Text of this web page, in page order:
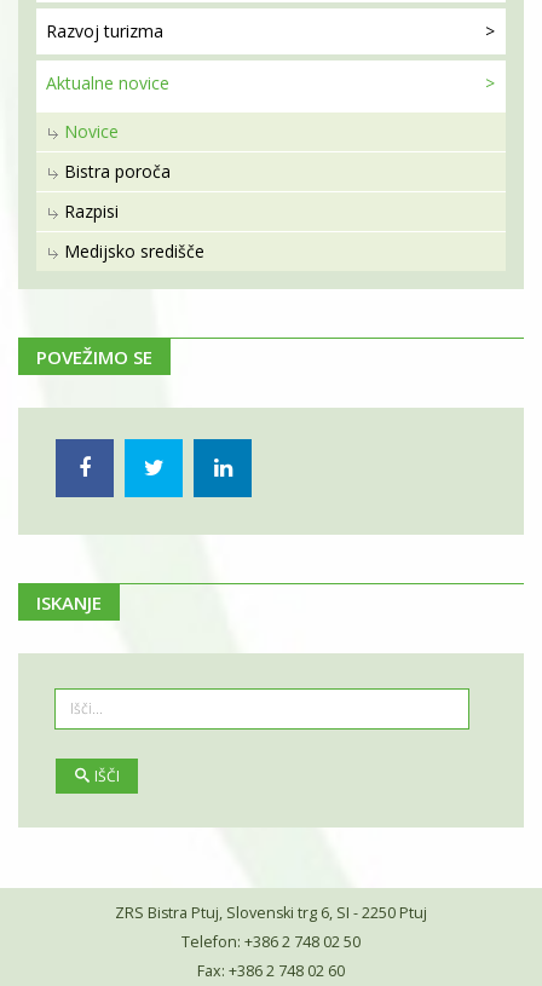
Razvoj turizma
Aktualne novice
Novice
Bistra poroča
Razpisi
Medijsko središče
POVEŽIMO SE
ISKANJE
IŠČI
ZRS Bistra Ptuj, Slovenski trg 6, SI - 2250 Ptuj
Telefon: +386 2 748 02 50
Fax: +386 2 748 02 60